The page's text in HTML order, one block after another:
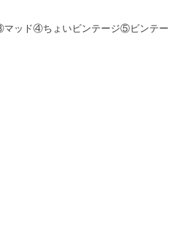
ッド④ちょいビンテージ⑤ビンテー